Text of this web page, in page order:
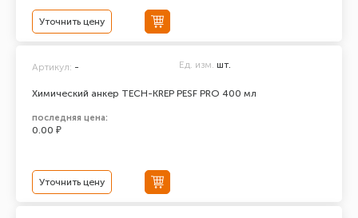
Уточнить цену
Химический анкер TECH-KREP PESF PRO 400 мл
Артикул: - Ед. изм. шт.
последняя цена:
0.00 ₽
Уточнить цену